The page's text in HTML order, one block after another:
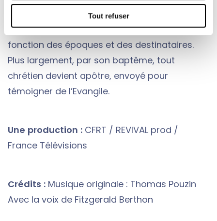
Tout refuser
Tous les apôtres portent la même mission :
annoncer l’Evangile, et tous l’adaptent en
fonction des époques et des destinataires.
Plus largement, par son baptême, tout
chrétien devient apôtre, envoyé pour
témoigner de l’Evangile.
Une production : CFRT / REVIVAL prod /
France Télévisions
Crédits : Musique originale : Thomas Pouzin
Avec la voix de Fitzgerald Berthon